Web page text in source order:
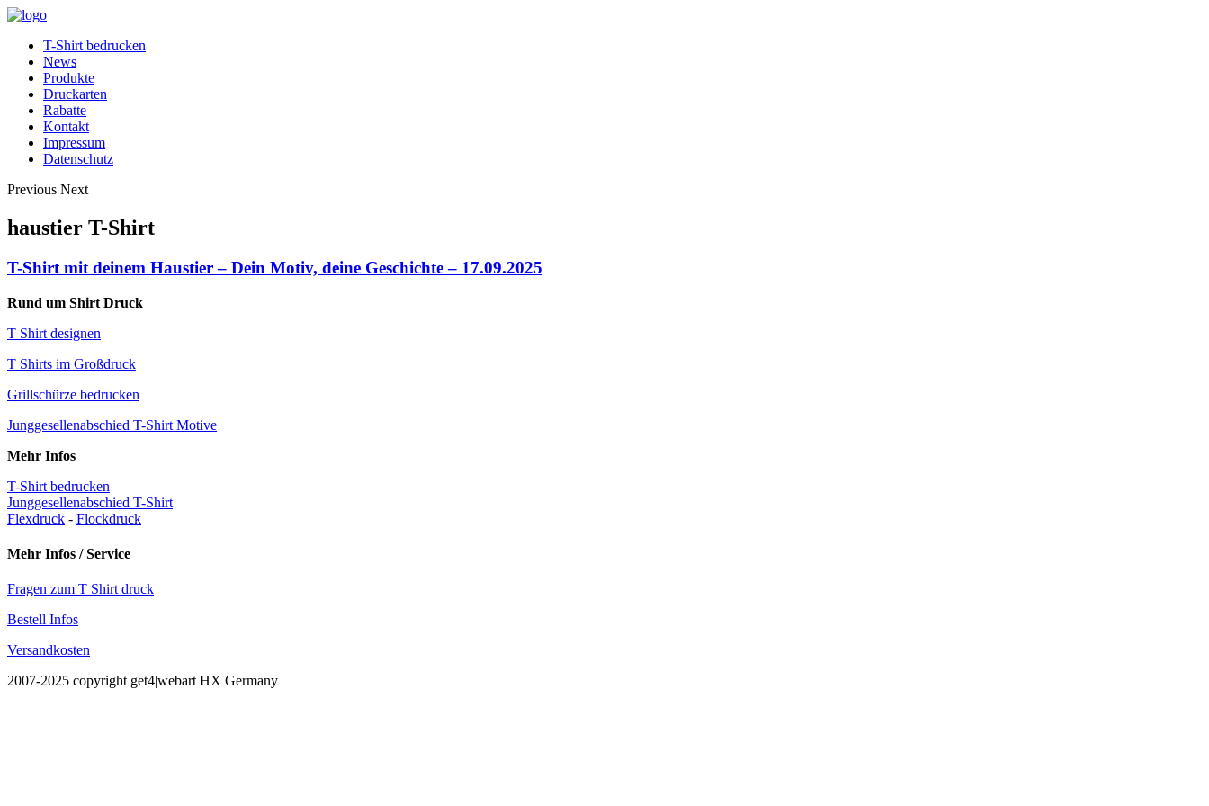
T-Shirt bedrucken
News
Produkte
Druckarten
Rabatte
Kontakt
Impressum
Datenschutz
Previous Next
haustier T-Shirt
T-Shirt mit deinem Haustier – Dein Motiv, deine Geschichte – 17.09.2025
Rund um Shirt Druck
T Shirt designen
T Shirts im Großdruck
Grillschürze bedrucken
Junggesellenabschied T-Shirt Motive
Mehr Infos
T-Shirt bedrucken
Junggesellenabschied T-Shirt
Flexdruck - Flockdruck
Mehr Infos / Service
Fragen zum T Shirt druck
Bestell Infos
Versandkosten
2007-2025 copyright get4|webart HX Germany